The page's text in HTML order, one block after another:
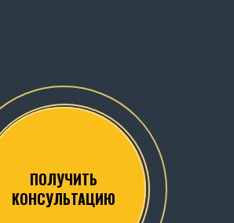
ПОЛУЧИТЬ
КОНСУЛЬТАЦИЮ